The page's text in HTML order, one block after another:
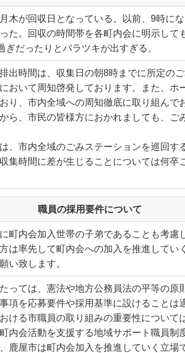
木が回収日となっている。以前、9時に
た。回収の時間帯を各町内会に明示し
ぎだったりとバラツキが出すぎる。
出時間は、収集日の朝8時までに所定の
おいて周知啓発しております。また、
り、市内全域への周知徹底に取り組んで
ら、市民の皆様方におかれましても、
、市内全域のごみステーションを巡回
集時間に差が生じることについては何卒
職員の採用要件について
町内会加入世帯の子弟であることも考慮
は率先して町内会への加入を推進してい
い致します。
っては、憲法や地方公務員法の平等の
項を応募要件や採用基準に設けることは
ける市職員の取り組みの重要性につい
内会活動を支援する地域サポート職員制
鹿屋市は町内会加入を推進していく立